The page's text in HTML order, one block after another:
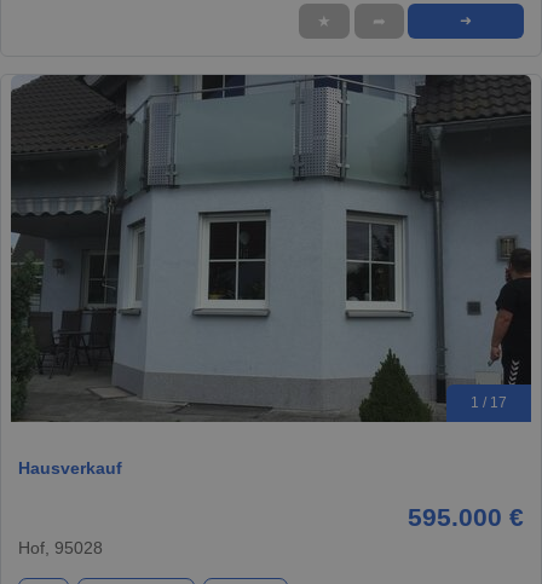
★ ➦ ➜
1 / 17
Hausverkauf
595.000 €
Hof, 95028